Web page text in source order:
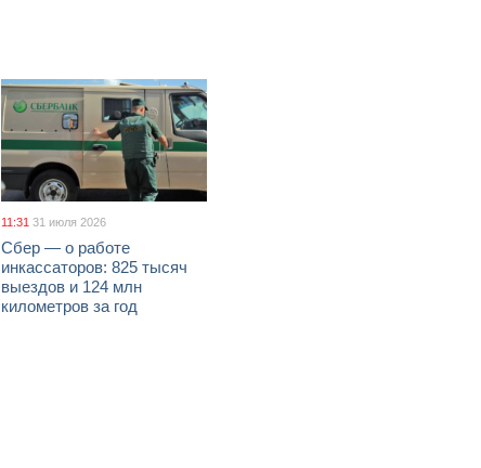
11:31 31 июля 2026
Сбер — о работе
инкассаторов: 825 тысяч
выездов и 124 млн
километров за год